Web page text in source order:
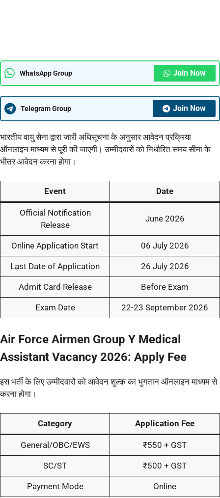
WhatsApp Group Join Now
Telegram Group Join Now
भारतीय वायु सेना द्वारा जारी अधिसूचना के अनुसार आवेदन प्रक्रिया
ऑनलाइन माध्यम से पूरी की जाएगी। उम्मीदवारों को निर्धारित समय सीमा के
भीतर आवेदन करना होगा।
Event Date
Official Notification
Release
June 2026
Online Application Start 06 July 2026
Last Date of Application 26 July 2026
Admit Card Release Before Exam
Exam Date 22-23 September 2026
Air Force Airmen Group Y Medical
Assistant Vacancy 2026: Apply Fee
इस भर्ती के लिए उम्मीदवारों को आवेदन शुल्क का भुगतान ऑनलाइन माध्यम से
करना होगा।
Category Application Fee
General/OBC/EWS ₹550 + GST
SC/ST ₹500 + GST
Payment Mode Online